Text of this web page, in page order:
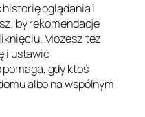
historię oglądania i
by rekomendacje
Możesz też
i ustawić
gdy ktoś
albo na wspólnym